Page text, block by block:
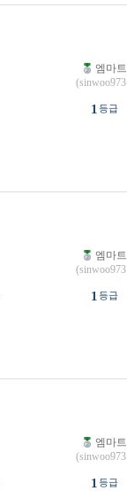
엠마트
1 등급
엠마트
1 등급
엠마트
1 등급